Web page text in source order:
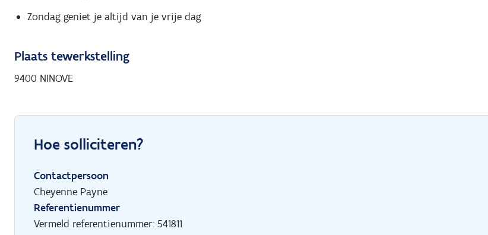
Zondag geniet je altijd van je vrije dag
Plaats tewerkstelling
9400 NINOVE
Hoe solliciteren?
Contactpersoon
Cheyenne Payne
Referentienummer
Vermeld referentienummer: 541811